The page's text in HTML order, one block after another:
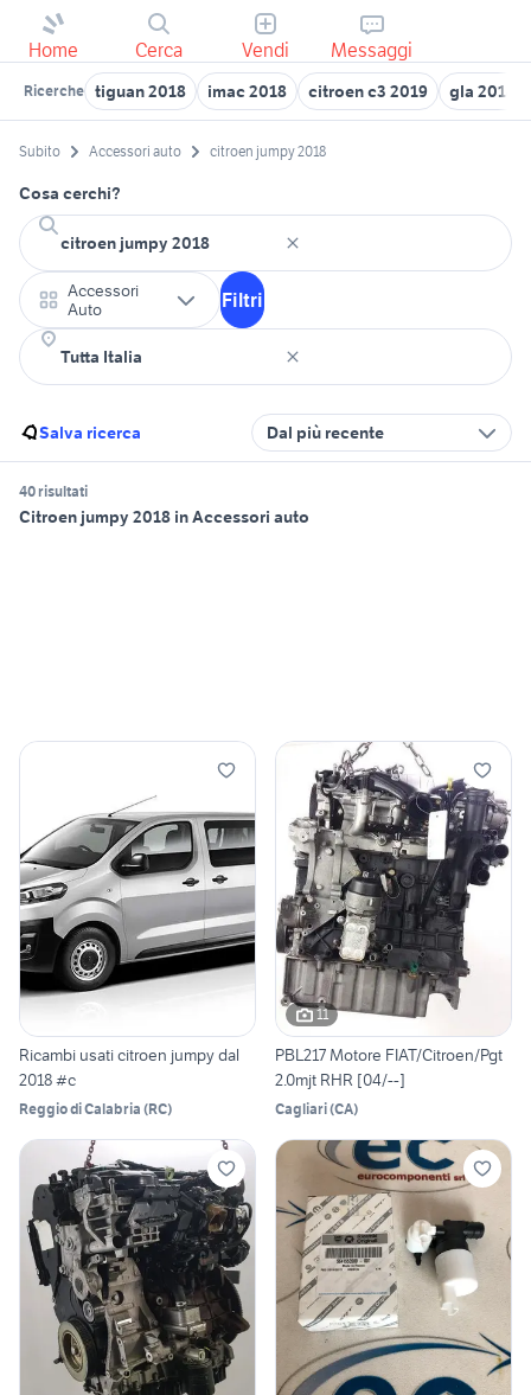
Home Cerca Vendi Messaggi
Ricerche tiguan 2018 imac 2018 citroen c3 2019 gla 2018
Subito Accessori auto citroen jumpy 2018
Cosa cerchi?
Accessori
Auto
Filtri
Salva ricerca Dal più recente
40 risultati
Citroen jumpy 2018 in Accessori auto
Ricambi usati citroen jumpy dal
2018 #c
Reggio di Calabria (RC)
11
PBL217 Motore FIAT/Citroen/Pgt
2.0mjt RHR [04/--]
Cagliari(CA)